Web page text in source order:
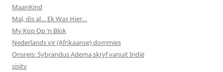
MaanKind
Mal, dis al… Ek Was Hier…
My Kop Op ‘n Blok
Nederlands vir (Afrikaanse) dommies
Onsreis: Sybrandus Adema skryf vanuit Indië
sisitv